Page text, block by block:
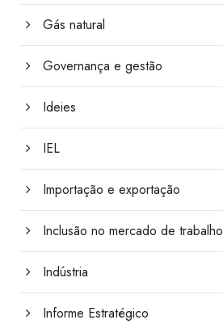
Gás natural
Governança e gestão
Ideies
IEL
Importação e exportação
Inclusão no mercado de trabalho
Indústria
Informe Estratégico